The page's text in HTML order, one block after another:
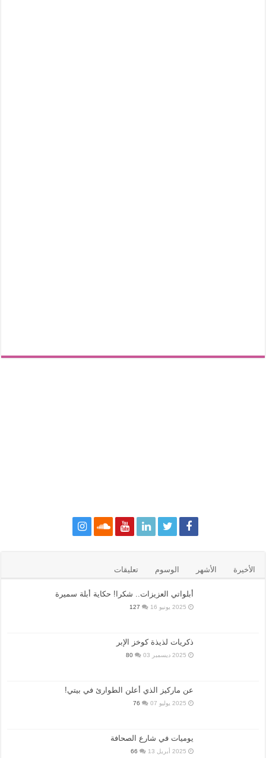
الأخيرة الأشهر الوسوم تعليقات
أبلواتي العزيزات.. شكرا! حكاية أبلة سميرة
2025 يونيو 16 127
ذكريات لذيذة كوخز الإبر
2025 ديسمبر 03 80
عن ماركيز الذي أعلن الطوارئ في بيتي!
2025 يوليو 07 76
يوميات في شارع الصحافة
2025 أبريل 13 66